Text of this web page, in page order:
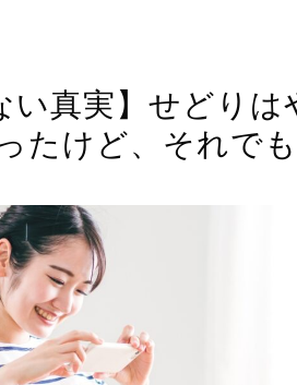
い真実】せどり
たけど、それでも